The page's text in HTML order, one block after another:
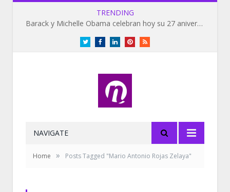
TRENDING
Barack y Michelle Obama celebran hoy su 27 aniversario de bodas
TwitterFacebookLinkedInPinterestRSS
NAVIGATE
Home » Posts Tagged "Mario Antonio Rojas Zelaya"